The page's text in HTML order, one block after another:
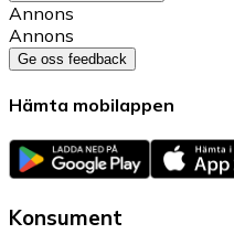
Annons
Annons
Ge oss feedback
Hämta mobilappen
Konsument